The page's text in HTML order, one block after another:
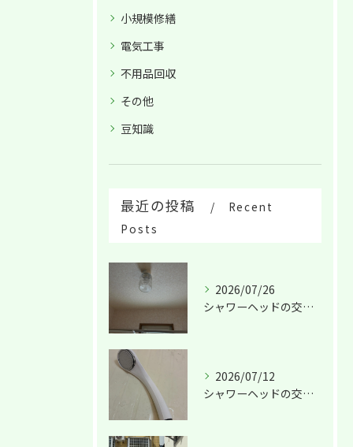
小規模修繕
電気工事
不用品回収
その他
豆知識
最近の投稿
Recent
Posts
2026/07/26
シャワーヘッドの交換は！
2026/07/12
シャワーヘッドの交換は！